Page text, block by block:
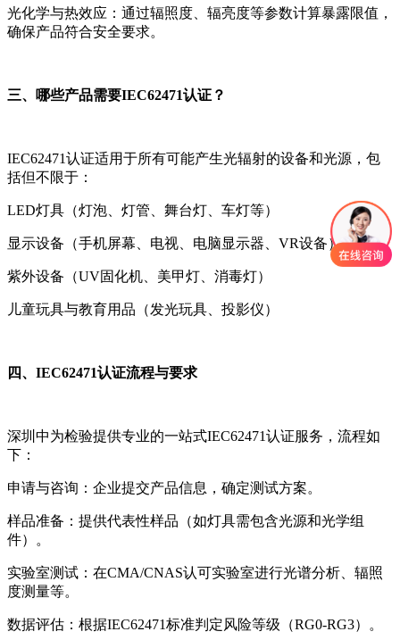
光化学与热效应：通过辐照度、辐亮度等参数计算暴露限值，
确保产品符合安全要求。
三、哪些产品需要IEC62471认证？
IEC62471认证适用于所有可能产生光辐射的设备和光源，包
括但不限于：
LED灯具（灯泡、灯管、舞台灯、车灯等）
显示设备（手机屏幕、电视、电脑显示器、VR设备）
紫外设备（UV固化机、美甲灯、消毒灯）
儿童玩具与教育用品（发光玩具、投影仪）
四、IEC62471认证流程与要求
深圳中为检验提供专业的一站式IEC62471认证服务，流程如
下：
申请与咨询：企业提交产品信息，确定测试方案。
样品准备：提供代表性样品（如灯具需包含光源和光学组
件）。
实验室测试：在CMA/CNAS认可实验室进行光谱分析、辐照
度测量等。
数据评估：根据IEC62471标准判定风险等级（RG0-RG3）。